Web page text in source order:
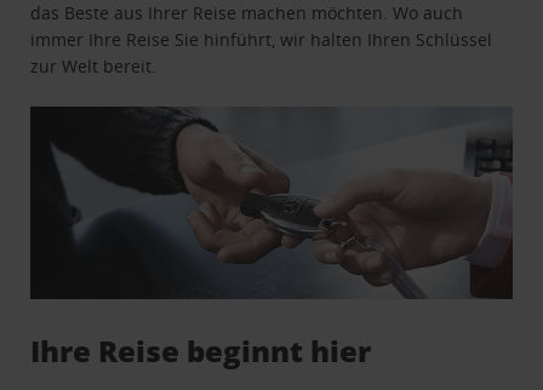
das Beste aus Ihrer Reise machen möchten. Wo auch
immer Ihre Reise Sie hinführt, wir halten Ihren Schlüssel
zur Welt bereit.
Ihre Reise beginnt hier